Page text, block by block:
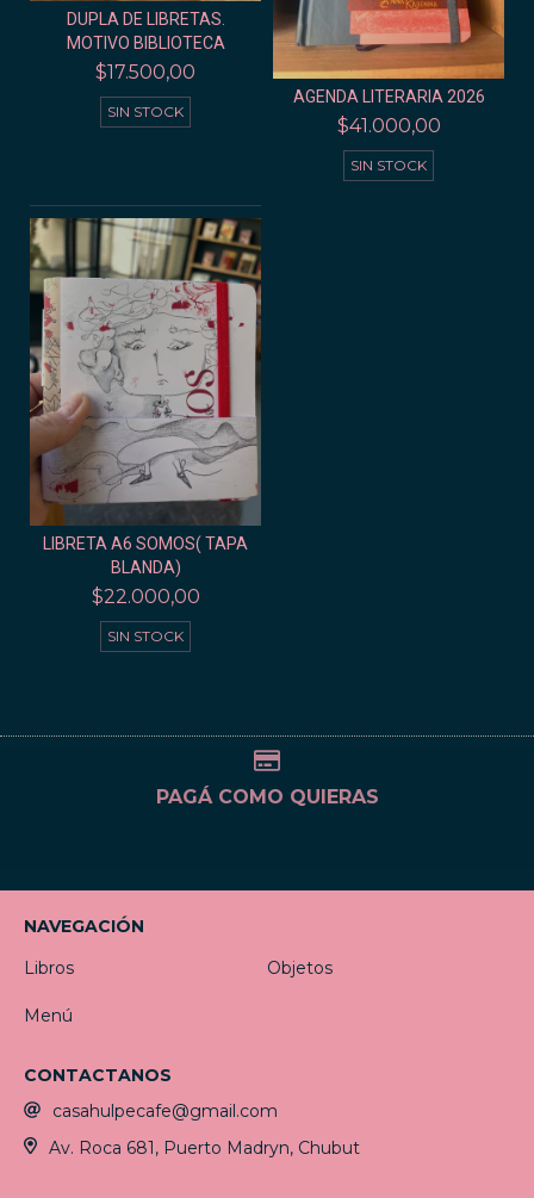
DUPLA DE LIBRETAS.
MOTIVO BIBLIOTECA
$17.500,00
SIN STOCK
AGENDA LITERARIA 2026
$41.000,00
SIN STOCK
LIBRETA A6 SOMOS( TAPA
BLANDA)
$22.000,00
SIN STOCK
PAGÁ COMO QUIERAS
NAVEGACIÓN
Libros
Objetos
Menú
CONTACTANOS
casahulpecafe@gmail.com
Av. Roca 681, Puerto Madryn, Chubut